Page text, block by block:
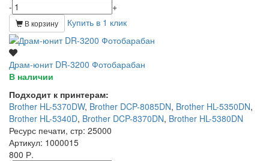
-
+
В корзину Купить в 1 клик
Драм-юнит DR-3200 Фотобарабан
В наличии
Подходит к принтерам:
Brother HL-5370DW, Brother DCP-8085DN, Brother HL-5350DN,
Brother HL-5340D, Brother DCP-8370DN, Brother HL-5380DN
Ресурс печати, стр: 25000
Артикул: 1000015
800 Р.